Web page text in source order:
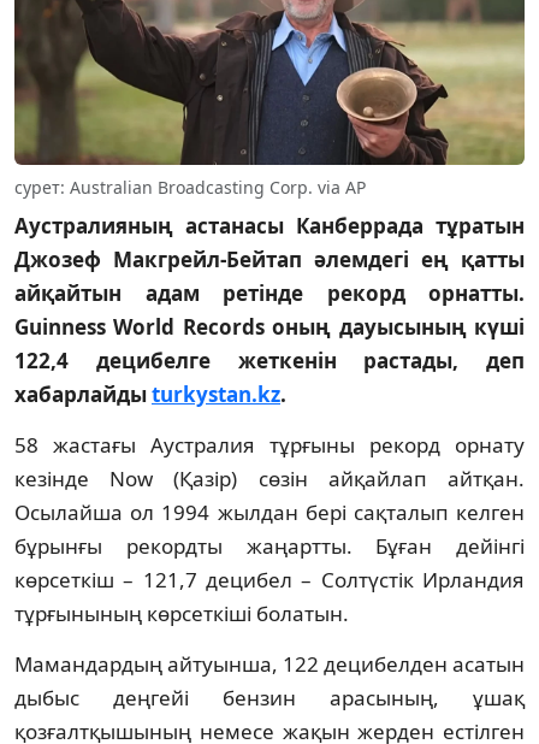
сурет: Australian Broadcasting Corp. via AP
Аустралияның астанасы Канберрада тұратын
Джозеф Макгрейл-Бейтап әлемдегі ең қатты
айқайтын адам ретінде рекорд орнатты.
Guinness World Records оның дауысының күші
122,4 децибелге жеткенін растады, деп
хабарлайдыturkystan.kz.
58 жастағы Аустралия тұрғыны рекорд орнату
кезінде Now (Қазір) сөзін айқайлап айтқан.
Осылайша ол 1994 жылдан бері сақталып келген
бұрынғы рекордты жаңартты. Бұған дейінгі
көрсеткіш – 121,7 децибел – Солтүстік Ирландия
тұрғынының көрсеткіші болатын.
Мамандардың айтуынша, 122 децибелден асатын
дыбыс деңгейі бензин арасының, ұшақ
қозғалтқышының немесе жақын жерден естілген